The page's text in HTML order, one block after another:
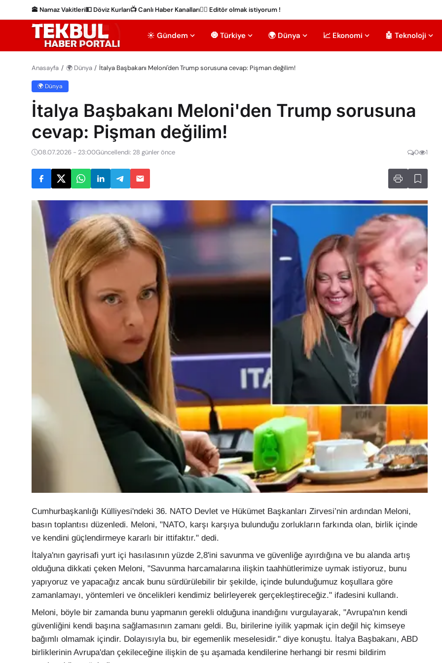
🕋 Namaz Vakitleri💵 Döviz Kurları📺 Canlı Haber Kanalları✍🏻 Editör olmak istiyorum !
☀️ Gündem 🧿 Türkiye 🌍 Dünya 📈 Ekonomi 🤖 Teknoloji
Anasayfa 🌍 Dünya İtalya Başbakanı Meloni'den Trump sorusuna cevap: Pişman değilim!
🌍 Dünya
İtalya Başbakanı Meloni'den Trump sorusuna
cevap: Pişman değilim!
08.07.2026 - 23:00Güncellendi: 28 günler önce 0 1
Cumhurbaşkanlığı Külliyesi'ndeki 36.⁠ ⁠NATO Devlet ve Hükümet Başkanları Zirvesi’nin ardından Meloni,
basın toplantısı düzenledi. Meloni, "NATO, karşı karşıya bulunduğu zorlukların farkında olan, birlik içinde
ve kendini güçlendirmeye kararlı bir ittifaktır." dedi.
İtalya'nın gayrisafi yurt içi hasılasının yüzde 2,8'ini savunma ve güvenliğe ayırdığına ve bu alanda artış
olduğuna dikkati çeken Meloni, "Savunma harcamalarına ilişkin taahhütlerimize uymak istiyoruz, bunu
yapıyoruz ve yapacağız ancak bunu sürdürülebilir bir şekilde, içinde bulunduğumuz koşullara göre
zamanlamayı, yöntemleri ve öncelikleri kendimiz belirleyerek gerçekleştireceğiz." ifadesini kullandı.
Meloni, böyle bir zamanda bunu yapmanın gerekli olduğuna inandığını vurgulayarak, "Avrupa'nın kendi
güvenliğini kendi başına sağlamasının zamanı geldi. Bu, birilerine iyilik yapmak için değil hiç kimseye
bağımlı olmamak içindir. Dolayısıyla bu, bir egemenlik meselesidir." diye konuştu. İtalya Başbakanı, ABD
birliklerinin Avrupa'dan çekileceğine ilişkin de şu aşamada kendilerine herhangi bir resmi bildirim